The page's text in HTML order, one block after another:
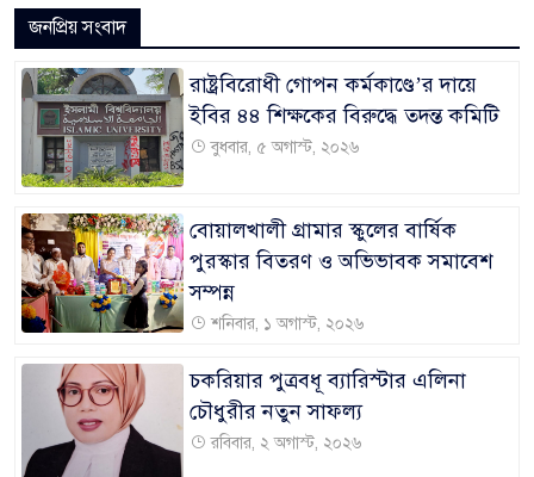
জনপ্রিয় সংবাদ
রাষ্ট্রবিরোধী গোপন কর্মকাণ্ডে’র দায়ে
ইবির ৪৪ শিক্ষকের বিরুদ্ধে তদন্ত কমিটি
বুধবার, ৫ অগাস্ট, ২০২৬
বোয়ালখালী গ্রামার স্কুলের বার্ষিক
পুরস্কার বিতরণ ও অভিভাবক সমাবেশ
সম্পন্ন
শনিবার, ১ অগাস্ট, ২০২৬
চকরিয়ার পুত্রবধূ ব্যারিস্টার এলিনা
চৌধুরীর নতুন সাফল্য
রবিবার, ২ অগাস্ট, ২০২৬